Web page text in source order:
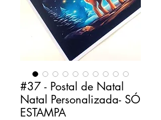
#37 - Postal de Natal
Natal Personalizada- SÓ
ESTAMPA